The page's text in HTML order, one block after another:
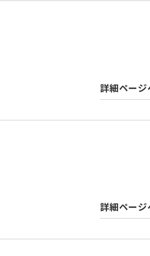
詳細ページ
詳細ページ